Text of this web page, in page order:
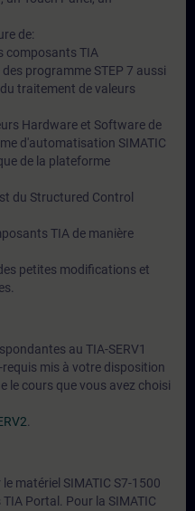
de:
composants TIA
programme STEP 7 aussi
traitement de valeurs
Hardware et Software de
d'automatisation SIMATIC
de la plateforme
du Structured Control
TIA de manière
petites modifications et
au TIA-SERV1
mis à votre disposition
le cours que vous avez choisi
matériel SIMATIC S7-1500
TIA Portal. Pour la SIMATIC